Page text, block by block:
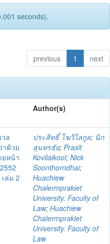
seconds).
previous 1 next
Author(s)
ล
ด้วย
หน้า
ล่ม 2
ประสิทธิ์ โฆวิไลกูล; นิก
สุนทรธัย; Prasit
Kovilaikool; Nick
Soonthorndhai;
Huachiew
Chalermprakiet
University. Faculty of
Law; Huachiew
Chalermprakiet
University. Faculty of
Law